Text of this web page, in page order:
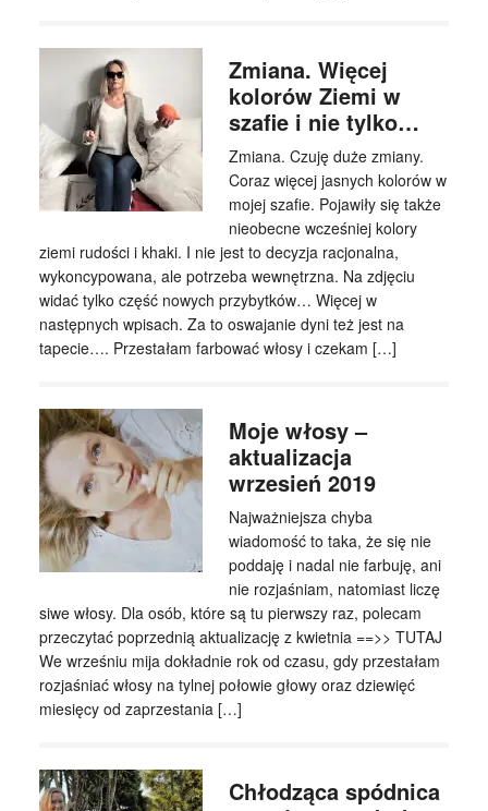
Zmiana. Więcej
kolorów Ziemi w
szafie i nie tylko…
Zmiana. Czuję duże zmiany.
Coraz więcej jasnych kolorów w
mojej szafie. Pojawiły się także
nieobecne wcześniej kolory
ziemi rudości i khaki. I nie jest to decyzja racjonalna,
wykoncypowana, ale potrzeba wewnętrzna. Na zdjęciu
widać tylko część nowych przybytków… Więcej w
następnych wpisach. Za to oswajanie dyni też jest na
tapecie…. Przestałam farbować włosy i czekam […]
Moje włosy –
aktualizacja
wrzesień 2019
Najważniejsza chyba
wiadomość to taka, że się nie
poddaję i nadal nie farbuję, ani
nie rozjaśniam, natomiast liczę
siwe włosy. Dla osób, które są tu pierwszy raz, polecam
przeczytać poprzednią aktualizację z kwietnia ==>> TUTAJ
We wrześniu mija dokładnie rok od czasu, gdy przestałam
rozjaśniać włosy na tylnej połowie głowy oraz dziewięć
miesięcy od zaprzestania […]
Chłodząca spódnica